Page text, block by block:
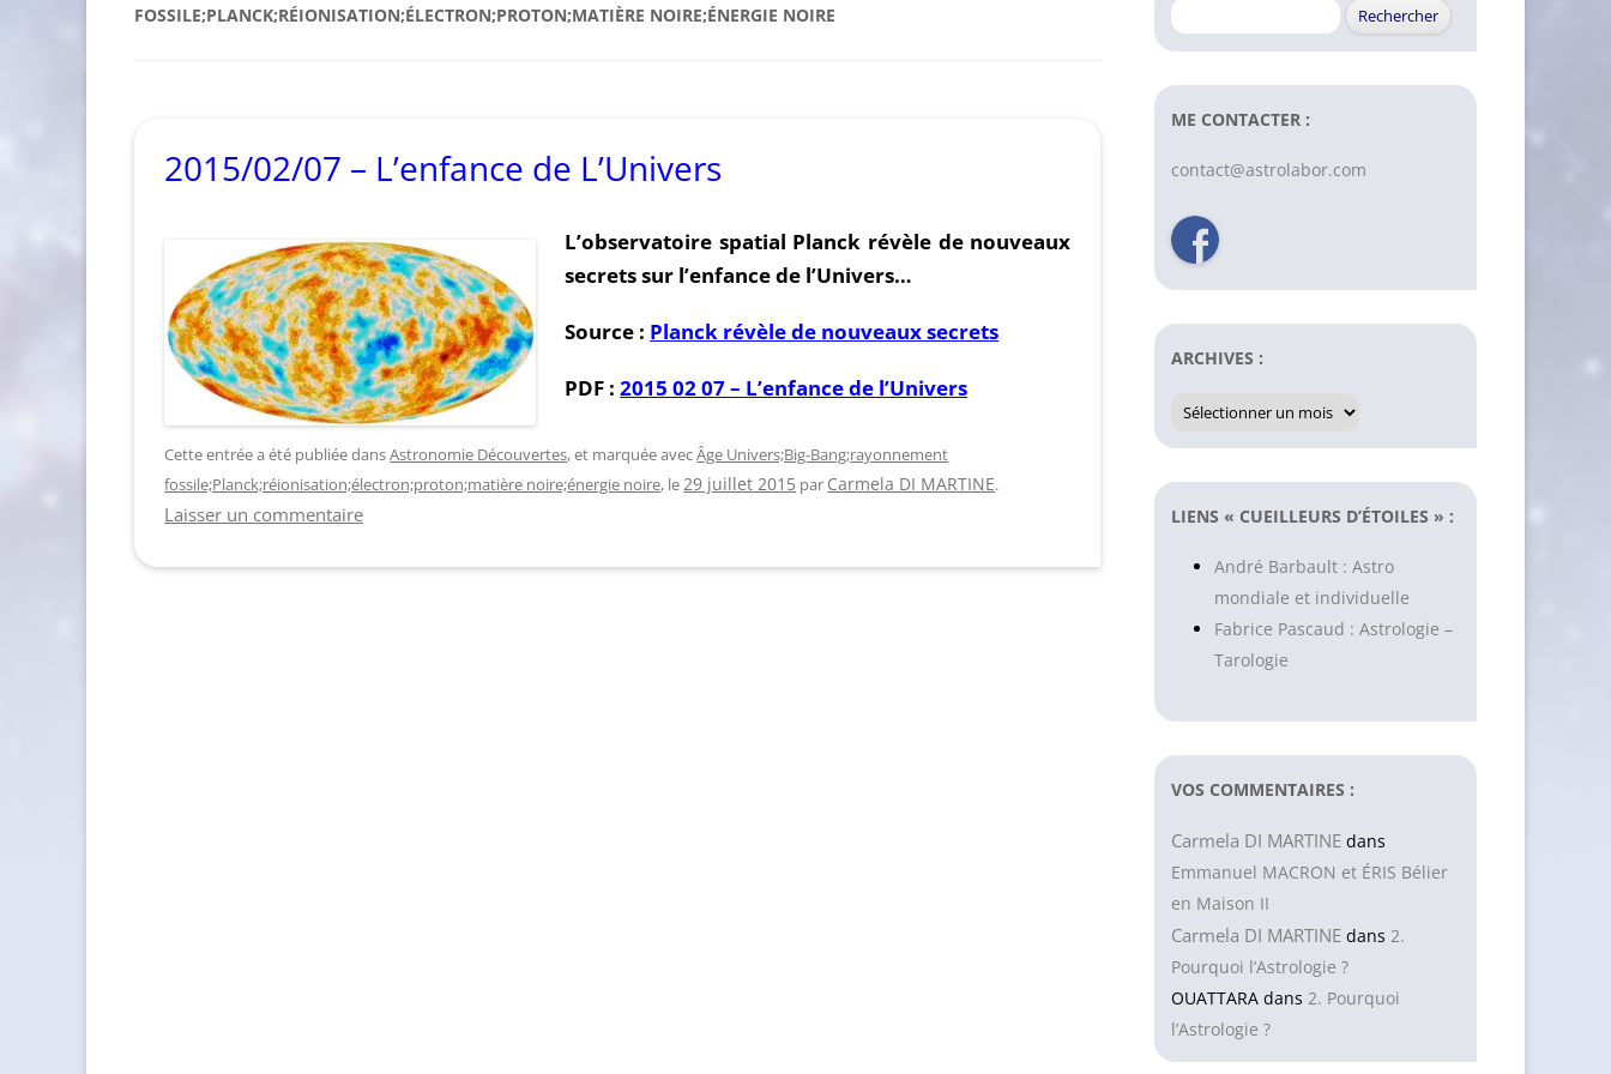
FOSSILE;PLANCK;RÉIONISATION;ÉLECTRON;PROTON;MATIÈRE NOIRE;ÉNERGIE NOIRE
2015/02/07 – L’enfance de L’Univers
L’observatoire spatial Planck révèle de nouveaux
secrets sur l’enfance de l’Univers…
Source : Planck révèle de nouveaux secrets
PDF : 2015 02 07 – L’enfance de l’Univers
Cette entrée a été publiée dansAstronomie Découvertes, et marquée avecÂge Univers;Big-Bang;rayonnement
fossile;Planck;réionisation;électron;proton;matière noire;énergie noire, le 29 juillet 2015 par Carmela DI MARTINE.
Laisser un commentaire
Rechercher :
ME CONTACTER :
contact@astrolabor.com
ARCHIVES :
Archives
LIENS « CUEILLEURS D’ÉTOILES » :
André Barbault : Astro
mondiale et individuelle
Fabrice Pascaud : Astrologie –
Tarologie
VOS COMMENTAIRES :
Carmela DI MARTINE dans
Emmanuel MACRON et ÉRIS Bélier
en Maison II
Carmela DI MARTINE dans 2.
Pourquoi l’Astrologie ?
OUATTARA dans 2. Pourquoi
l’Astrologie ?